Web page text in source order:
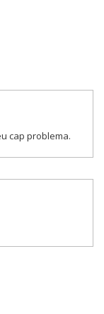
cap problema.